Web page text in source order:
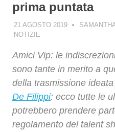
prima puntata
21 AGOSTO 2019
NOTIZIE
Amici Vip: le
sono tante in merito a
della trasmissione
De Filippi: ecco tutte le
potrebbero prendere
regolamento del talent